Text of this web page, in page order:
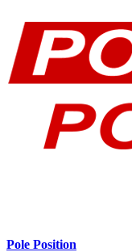
Pole Position